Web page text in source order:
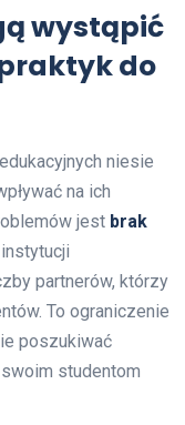
wystąpić
do
niesie
na ich
jest brak
instytucji
partnerów, którzy
To ograniczenie
poszukiwać
studentom